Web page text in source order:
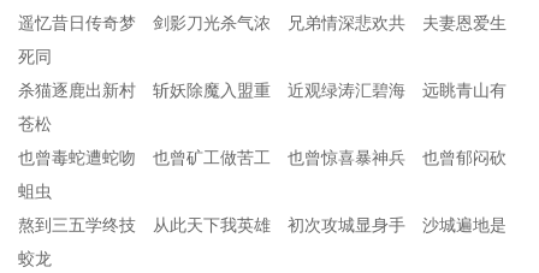
遥忆昔日传奇梦 剑影刀光杀气浓 兄弟情深悲欢共 夫妻恩爱生
死同
杀猫逐鹿出新村 斩妖除魔入盟重 近观绿涛汇碧海 远眺青山有
苍松
也曾毒蛇遭蛇吻 也曾矿工做苦工 也曾惊喜暴神兵 也曾郁闷砍
蛆虫
熬到三五学终技 从此天下我英雄 初次攻城显身手 沙城遍地是
蛟龙